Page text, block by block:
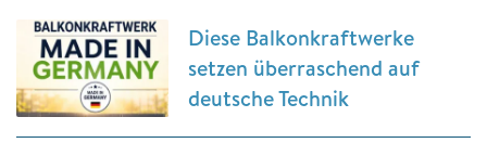
Diese Balkonkraftwerke
setzen überraschend auf
deutsche Technik